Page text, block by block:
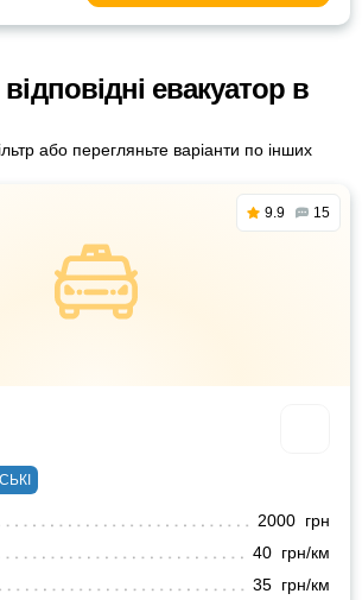
евакуатор в
або перегляньте варіанти по інших
9.9 15
2000 грн
40 грн/км
35 грн/км